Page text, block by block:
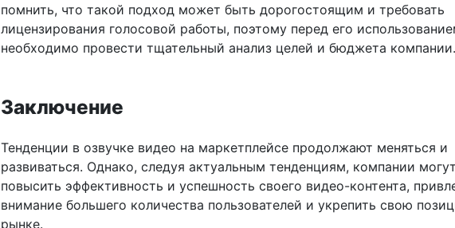
помнить, что такой подход может быть дорогостоящим и требовать
лицензирования голосовой работы, поэтому перед его
необходимо провести тщательный анализ целей и бюджета компании.
Заключение
Тенденции в озвучке видео на маркетплейсе продолжают меняться и
развиваться. Однако, следуя актуальным тенденциям, компании могут
повысить эффективность и успешность своего видео-контента,
внимание большего количества пользователей и укрепить свою
рынке.